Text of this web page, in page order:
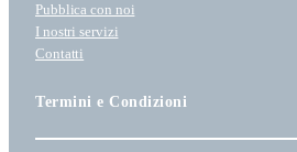
Pubblica con noi
I nostri servizi
Contatti
Termini e Condizioni